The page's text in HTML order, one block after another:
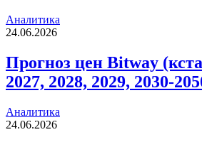
Аналитика
24.06.2026
Прогноз цен Bitway
2027, 2028, 2029, 2030-
Аналитика
24.06.2026